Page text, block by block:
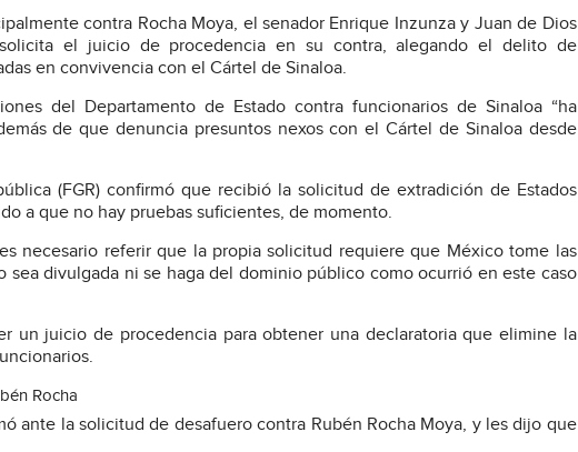
contra Rocha Moya, el senador Enrique Inzunza y Juan de Dios
el juicio de procedencia en su contra, alegando el delito de
en convivencia con el Cártel de Sinaloa.
del Departamento de Estado contra funcionarios de Sinaloa “ha
de que denuncia presuntos nexos con el Cártel de Sinaloa desde
(FGR) confirmó que recibió la solicitud de extradición de Estados
a que no hay pruebas suficientes, de momento.
necesario referir que la propia solicitud requiere que México tome las
sea divulgada ni se haga del dominio público como ocurrió en este caso
un juicio de procedencia para obtener una declaratoria que elimine la
Rocha
ante la solicitud de desafuero contra Rubén Rocha Moya, y les dijo que